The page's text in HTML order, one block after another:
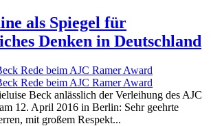
als Spiegel für
Denken in Deutschland
Beck anlässlich der Verleihung des AJC
12. April 2016 in Berlin: Sehr geehrte
mit großem Respekt...